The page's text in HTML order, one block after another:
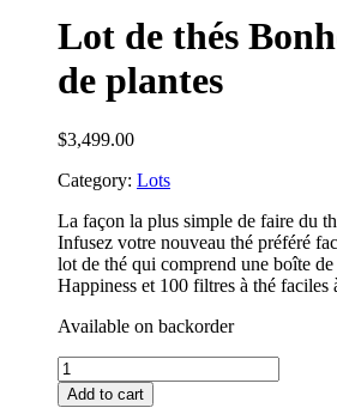
Lot de thés
de plantes
$3,499.00
Category: Lots
La façon la plus simple de faire du
Infusez votre nouveau thé préféré
lot de thé qui comprend une boîte
Happiness et 100 filtres à thé faciles
Available on backorder
Lot
de
thés
Add to cart